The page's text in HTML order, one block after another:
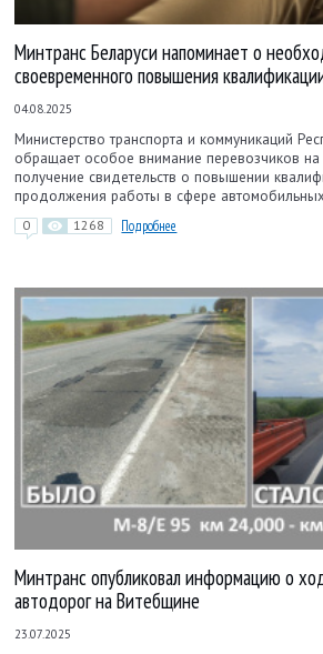
Минтранс Беларуси напоминает о
своевременного повышения
04.08.2025
Министерство транспорта и коммуникаций
обращает особое внимание перевозчиков на
получение свидетельств о повышении
продолжения работы в сфере
0 1268 Подробнее
Минтранс опубликовал информацию о
автодорог на Витебщине
23.07.2025